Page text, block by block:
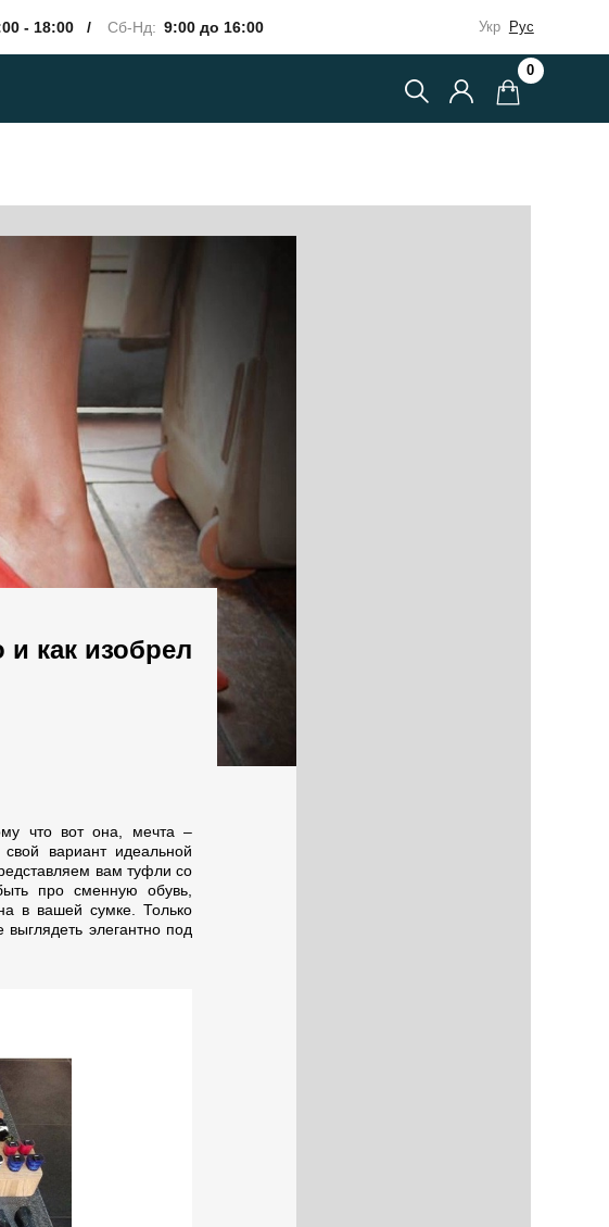
- 18:00 / Сб-Нд: 9:00 до 16:00 Укр Рус
0
и как изобрел
что вот она, мечта –
вариант идеальной
вам туфли со
про сменную обувь,
в вашей сумке. Только
выглядеть элегантно под